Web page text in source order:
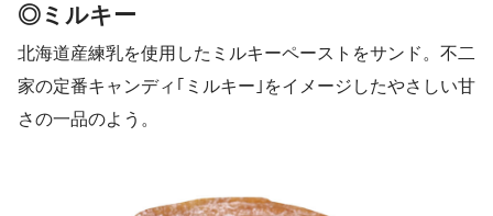
◎ミルキー
北海道産練乳を使用したミルキーペーストをサンド。不二
家の定番キャンディ｢ミルキー｣をイメージしたやさしい甘
さの一品のよう。